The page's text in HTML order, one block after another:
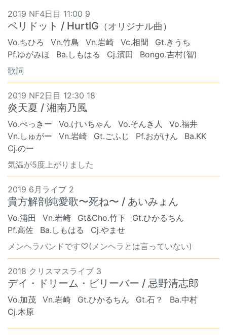
2019 NF4日目 11:00 9
ペリドット / HurtIG （オリジナル曲）
Vo.ちひろ Vn.竹島 Vn.岩崎 Vc.相間
Gt.きうち
Pf.ゆがみほ
Ba.しもはる Cj.濱田
Bongo.吉村(智)
歌詞
2019 NF2日目 12:30 18
炎天夏 / 湘南乃風
Vo.ぺっきー Vo.けいちゃん Vo.そんき人
Vo.福井
Vn.しゅがー
Vn.岩崎 Gt.ごふじ Pf.おがけん
Ba.KK
Cj.のー
気温が5度上がりました
2019 6月ライブ 2
貴方解剖純愛歌〜死ね〜 / あいみょん
Vo.浦田 Vn.岩崎 Gt&Cho.竹下
Gt.ひかるちん
Pf.高佐
Ba.しもはる
Cj.やませ
メンヘラバンドです♡(メンヘラとは言っていない)
2018 クリスマスライブ 3
デイ・ドリーム・ビリーバー / 忌野清志郎
Vo.加茂 Vn.岩崎 Gt.ひかるちん Gt.石？
Ba.中村
Cj.木原